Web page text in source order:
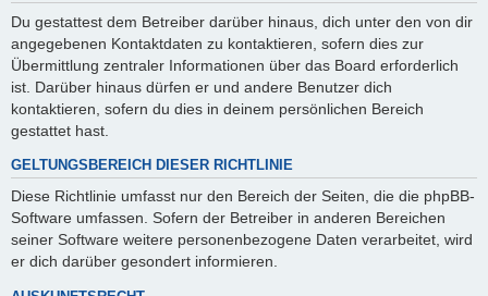
Du gestattest dem Betreiber darüber hinaus, dich unter den von dir
angegebenen Kontaktdaten zu kontaktieren, sofern dies zur
Übermittlung zentraler Informationen über das Board erforderlich
ist. Darüber hinaus dürfen er und andere Benutzer dich
kontaktieren, sofern du dies in deinem persönlichen Bereich
gestattet hast.
GELTUNGSBEREICH DIESER RICHTLINIE
Diese Richtlinie umfasst nur den Bereich der Seiten, die die phpBB-
Software umfassen. Sofern der Betreiber in anderen Bereichen
seiner Software weitere personenbezogene Daten verarbeitet, wird
er dich darüber gesondert informieren.